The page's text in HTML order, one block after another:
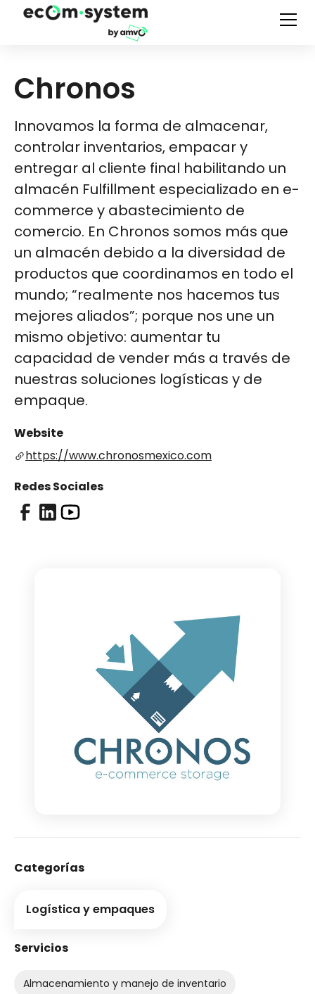
Chronos
Innovamos la forma de almacenar,
controlar inventarios, empacar y
entregar al cliente final habilitando un
almacén Fulfillment especializado en e-
commerce y abastecimiento de
comercio. En Chronos somos más que
un almacén debido a la diversidad de
productos que coordinamos en todo el
mundo; “realmente nos hacemos tus
mejores aliados”; porque nos une un
mismo objetivo: aumentar tu
capacidad de vender más a través de
nuestras soluciones logísticas y de
empaque.
Website
https://www.chronosmexico.com
Redes Sociales
Categorías
Logística y empaques
Servicios
Almacenamiento y manejo de inventario